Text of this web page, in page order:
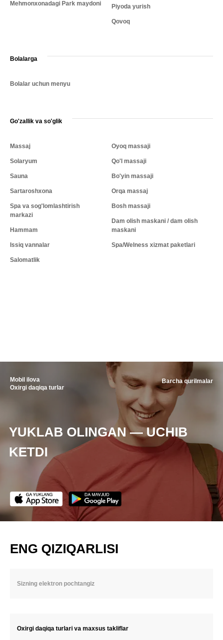
Mehmonxonadagi Park maydoni Piyoda yurish
Qovoq
Bolalarga
Bolalar uchun menyu
Go'zallik va so'glik
Massaj
Solaryum
Sauna
Sartaroshxona
Spa va sog'lomlashtirish
markazi
Hammam
Issiq vannalar
Salomatlik
Oyoq massaji
Qo'l massaji
Bo'yin massaji
Orqa massaj
Bosh massaji
Dam olish maskani / dam olish
maskani
Spa/Welness xizmat paketlari
Mobil ilova
Oxirgi daqiqa turlar
YUKLAB OLINGAN — UCHIB
KETDI
Barcha qurilmalar
ENG QIZIQARLISI
Oxirgi daqiqa turlari va maxsus takliflar